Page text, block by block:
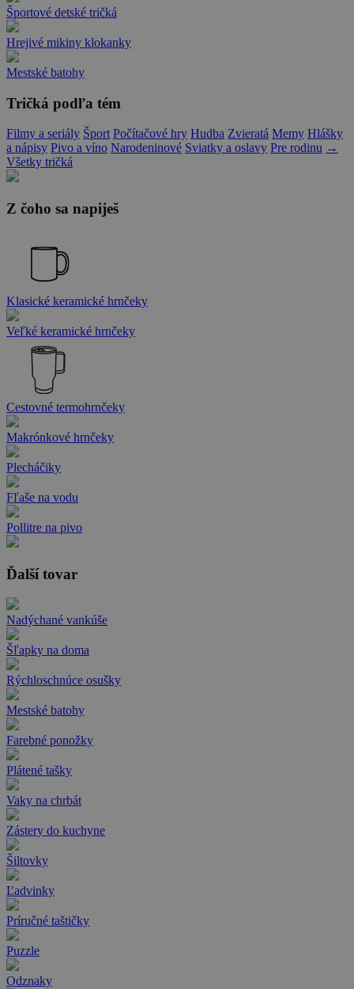
Športové detské tričká
Hrejivé mikiny klokanky
Mestské batohy
Tričká podľa tém
Filmy a seriály Šport Počítačové hry Hudba Zvieratá Memy Hlášky
a nápisy Pivo a víno Narodeninové Sviatky a oslavy Pre rodinu →
Všetky tričká
Z čoho sa napiješ
Klasické keramické hrnčeky
Veľké keramické hrnčeky
Cestovné termohrnčeky
Makrónkové hrnčeky
Plecháčiky
Fľaše na vodu
Pollitre na pivo
Ďalší tovar
Nadýchané vankúše
Šľapky na doma
Rýchloschnúce osušky
Mestské batohy
Farebné ponožky
Plátené tašky
Vaky na chrbát
Zástery do kuchyne
Šiltovky
Ľadvinky
Príručné taštičky
Puzzle
Odznaky